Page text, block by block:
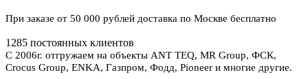
При заказе от 50 000 рублей доставка по Москве бесплатно
1285 постоянных клиентов
С 2006г. отгружаем на объекты ANT TEQ, MR Group, ФСК,
Crocus Group, ENKA, Газпром, Фодд, Pioneer и многие другие.